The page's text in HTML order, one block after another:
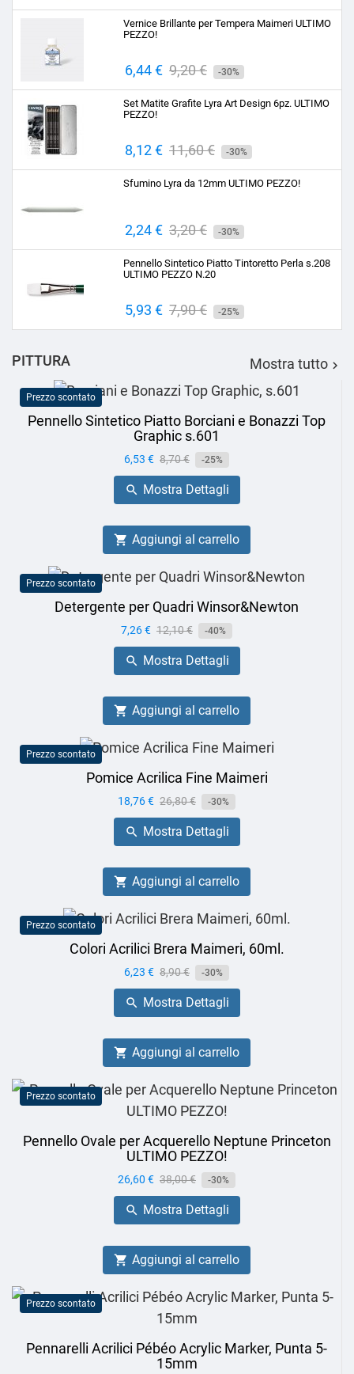
base
Vernice Brillante per Tempera Maimeri ULTIMO
PEZZO!
Prezzo
6,44 € Prezzo
base
9,20 € -30%
Set Matite Grafite Lyra Art Design 6pz. ULTIMO
PEZZO!
Prezzo
8,12 € Prezzo
base
11,60 € -30%
Sfumino Lyra da 12mm ULTIMO PEZZO!
Prezzo
2,24 € Prezzo
base
3,20 € -30%
Pennello Sintetico Piatto Tintoretto Perla s.208
ULTIMO PEZZO N.20
Prezzo
5,93 € Prezzo
base
7,90 € -25%
PITTURA Mostra tutto 
Prezzo scontato
Pennello Sintetico Piatto Borciani e Bonazzi Top
Graphic s.601
Prezzo
6,53 € Prezzo
base
8,70 € -25%
 Mostra Dettagli
 Aggiungi al carrello
Prezzo scontato
Detergente per Quadri Winsor&Newton
Prezzo
7,26 € Prezzo
base
12,10 € -40%
 Mostra Dettagli
 Aggiungi al carrello
Prezzo scontato
Pomice Acrilica Fine Maimeri
Prezzo
18,76 € Prezzo
base
26,80 € -30%
 Mostra Dettagli
 Aggiungi al carrello
Prezzo scontato
Colori Acrilici Brera Maimeri, 60ml.
Prezzo
6,23 € Prezzo
base
8,90 € -30%
 Mostra Dettagli
 Aggiungi al carrello
Prezzo scontato
Pennello Ovale per Acquerello Neptune Princeton
ULTIMO PEZZO!
Prezzo
26,60 € Prezzo
base
38,00 € -30%
 Mostra Dettagli
 Aggiungi al carrello
Prezzo scontato
Pennarelli Acrilici Pébéo Acrylic Marker, Punta 5-
15mm